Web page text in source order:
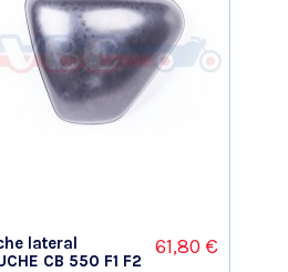
lateral
CB 550 F1 F2
61,80 €